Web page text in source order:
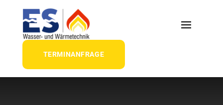
TERMINANFRAGE